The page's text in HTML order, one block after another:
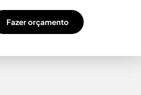
Fazer orçamento